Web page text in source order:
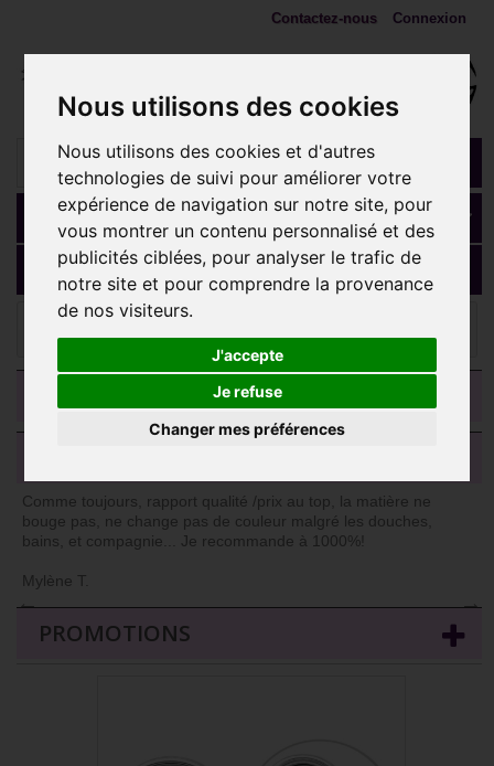
Nous utilisons des cookies
Nous utilisons des cookies et d'autres
technologies de suivi pour améliorer votre
expérience de navigation sur notre site, pour
vous montrer un contenu personnalisé et des
publicités ciblées, pour analyser le trafic de
notre site et pour comprendre la provenance
de nos visiteurs.
J'accepte
Je refuse
Changer mes préférences
Connexion
Contactez-nous
Panier (vide)
MENU
ANNEAUX, fers à cheval, spirales
style bali avec segment à clip acier BHBS 02
Comme toujours, rapport qualité /prix au top, la matière ne
bouge pas, ne change pas de couleur malgré les douches,
bains, et compagnie... Je recommande à 1000%!
Mylène T.
→
←
PROMOTIONS